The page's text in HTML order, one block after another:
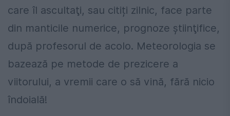
care îl ascultaţi, sau citiți zilnic, face parte
din manticile numerice, prognoze ştiinţifice,
după profesorul de acolo. Meteorologia se
bazează pe metode de prezicere a
viitorului, a vremii care o să vină, fără nicio
îndoială!